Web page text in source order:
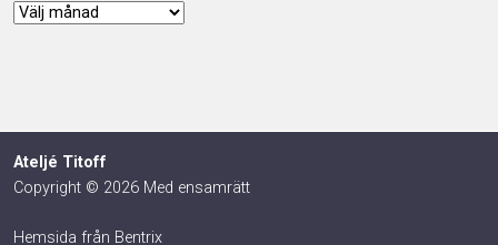
Arkiv
Ateljé Titoff
Copyright © 2026 Med ensamrätt
Hemsida från Bentrix